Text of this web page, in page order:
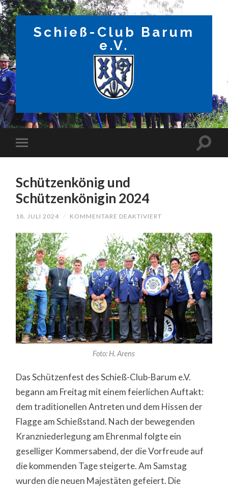
Schieß-Club Barum
e.V.
Schützenkönig und
Schützenkönigin 2024
18. JULI 2024 / KOMMENTARE DEAKTIVIERT
SCHÜTZENKÖNIGIN
2024
Foto: H. Arens
Das Schützenfest des Schieß-Club-Barum e.V.
begann am Freitag mit einem feierlichen Auftakt:
dem traditionellen Antreten und dem Hissen der
Flagge am Schießstand. Nach der bewegenden
Kranzniederlegung am Ehrenmal folgte ein
geselliger Kommersabend, der die Vorfreude auf
die kommenden Tage steigerte. Am Samstag
wurden die neuen Majestäten gefeiert. Die